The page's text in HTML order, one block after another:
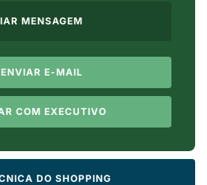
MENSAGEM
ENVIAR E-MAIL
COM EXECUTIVO
DO SHOPPING